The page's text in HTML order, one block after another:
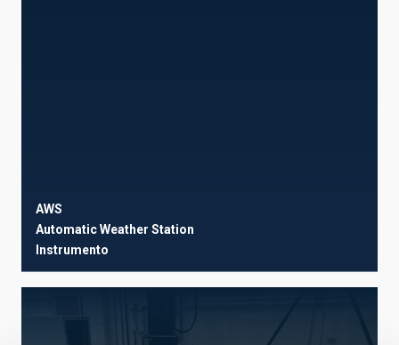
AWS
Automatic Weather Station
Instrumento